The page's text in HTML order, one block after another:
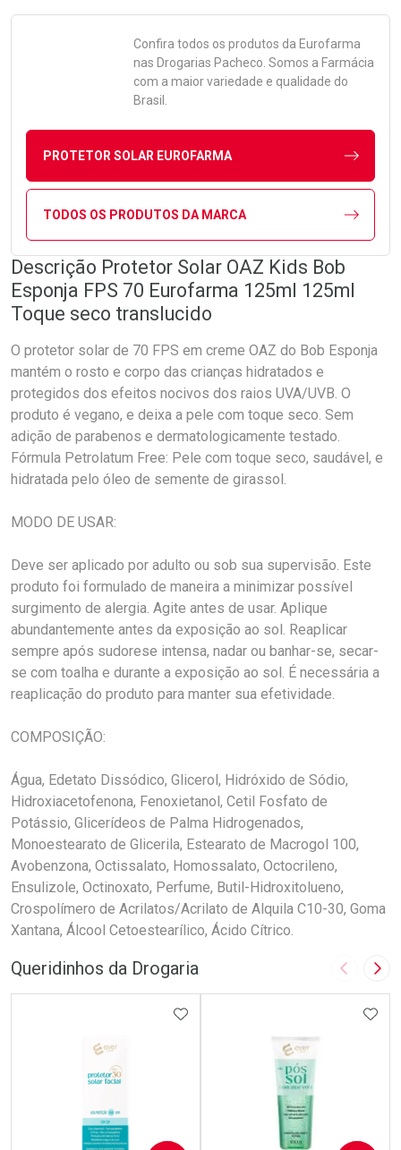
Confira todos os produtos da Eurofarma
nas Drogarias Pacheco. Somos a Farmácia
com a maior variedade e qualidade do
Brasil.
PROTETOR SOLAR EUROFARMA
TODOS OS PRODUTOS DA MARCA
Descrição Protetor Solar OAZ Kids Bob
Esponja FPS 70 Eurofarma 125ml 125ml
Toque seco translucido
O protetor solar de 70 FPS em creme OAZ do Bob Esponja
mantém o rosto e corpo das crianças hidratados e
protegidos dos efeitos nocivos dos raios UVA/UVB. O
produto é vegano, e deixa a pele com toque seco. Sem
adição de parabenos e dermatologicamente testado.
Fórmula Petrolatum Free: Pele com toque seco, saudável, e
hidratada pelo óleo de semente de girassol.
MODO DE USAR:
Deve ser aplicado por adulto ou sob sua supervisão. Este
produto foi formulado de maneira a minimizar possível
surgimento de alergia. Agite antes de usar. Aplique
abundantemente antes da exposição ao sol. Reaplicar
sempre após sudorese intensa, nadar ou banhar-se, secar-
se com toalha e durante a exposição ao sol. É necessária a
reaplicação do produto para manter sua efetividade.
COMPOSIÇÃO:
Água, Edetato Dissódico, Glicerol, Hidróxido de Sódio,
Hidroxiacetofenona, Fenoxietanol, Cetil Fosfato de
Potássio, Glicerídeos de Palma Hidrogenados,
Monoestearato de Glicerila, Estearato de Macrogol 100,
Avobenzona, Octissalato, Homossalato, Octocrileno,
Ensulizole, Octinoxato, Perfume, Butil-Hidroxitolueno,
Crospolímero de Acrilatos/Acrilato de Alquila C10-30, Goma
Xantana, Álcool Cetoestearílico, Ácido Cítrico.
Queridinhos da Drogaria Imagem
ADICIONAR AOS FAVORITOS